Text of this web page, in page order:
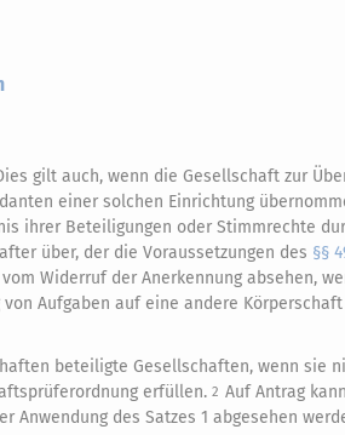
gilt auch, wenn die Gesellschaft zur
einer solchen Einrichtung
ihrer Beteiligungen oder Stimmrechte
über, der die Voraussetzungen des §§
Widerruf der Anerkennung absehen,
Aufgaben auf eine andere Körperschaft
beteiligte Gesellschaften, wenn sie
erfüllen. 2 Auf Antrag
des Satzes 1 abgesehen